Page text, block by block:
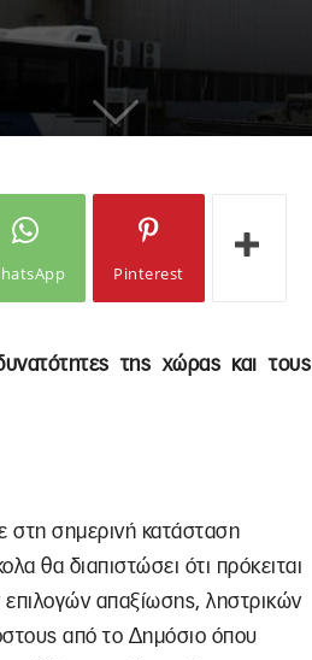
Pinterest
της χώρας και τους
στη σημερινή κατάσταση
θα διαπιστώσει ότι πρόκειται
επιλογών απαξίωσης, ληστρικών
από το Δημόσιο όπου